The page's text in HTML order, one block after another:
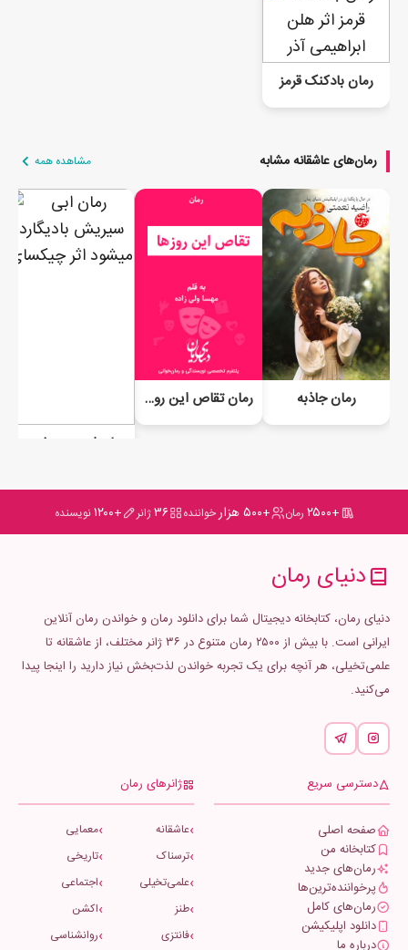
رمان بادکنک قرمز
رمان‌های عاشقانه مشابه مشاهده همه
رمان جاذبه
رمان تقاص این روزها
+۲۵۰۰ رمان +۵۰۰ هزار خواننده ۳۶ژانر +۱۲۰۰ نویسنده
دنیای رمان
دنیای رمان، کتابخانه دیجیتال شما برای دانلود رمان و خواندن رمان آنلاین
ایرانی است. با بیش از ۲۵۰۰ رمان متنوع در ۳۶ ژانر مختلف، از عاشقانه تا
علمی‌تخیلی، هر آنچه برای یک تجربه خواندن لذت‌بخش نیاز دارید را اینجا پیدا
می‌کنید.
دسترسی سریع
صفحه اصلی
کتابخانه من
رمان‌های جدید
پرخواننده‌ترین‌ها
رمان‌های کامل
دانلود اپلیکیشن
درباره ما
ژانرهای رمان
عاشقانه
معمایی
ترسناک
تاریخی
علمی‌تخیلی
اجتماعی
طنز
اکشن
فانتزی
روانشناسی